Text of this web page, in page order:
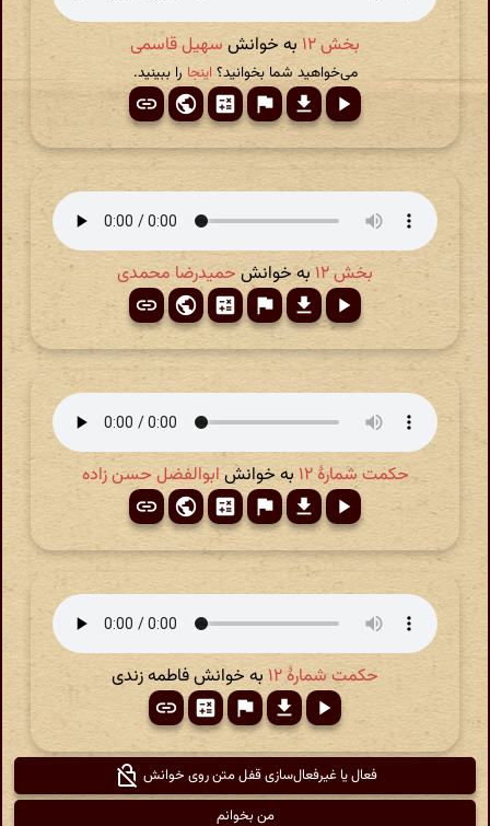
بخش ۱۲ به خوانش سهیل قاسمی
می‌خواهید شما بخوانید؟ اینجا را ببینید.
بخش ۱۲ به خوانش حمیدرضا محمدی
حکمت شمارهٔ ۱۲ به خوانش ابوالفضل حسن زاده
حکمت شمارهٔ ۱۲ به خوانش فاطمه زندی
فعال یا غیرفعال‌سازی قفل متن روی خوانش
من بخوانم